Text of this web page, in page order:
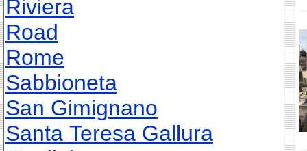
Riviera
Road
Rome
Sabbioneta
San Gimignano
Santa Teresa Gallura